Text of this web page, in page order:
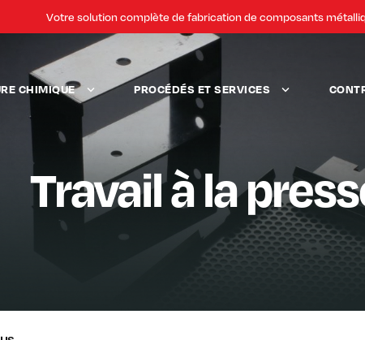
Votre solution complète de fabrication de composants
CHIMIQUE PROCÉDÉS ET SERVICES
Travail à la